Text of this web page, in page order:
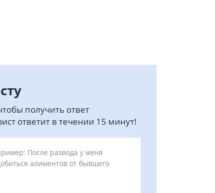
получить ответ
ответит в течении 15 минут!